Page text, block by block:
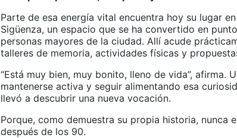
Parte de esa energía vital encuentra hoy su lugar
Sigüenza, un espacio que se ha convertido en
personas mayores de la ciudad. Allí acude
talleres de memoria, actividades físicas y
“Está muy bien, muy bonito, lleno de vida”, afirma.
mantenerse activa y seguir alimentando esa
llevó a descubrir una nueva vocación.
Porque, como demuestra su propia historia, nunca
después de los 90.